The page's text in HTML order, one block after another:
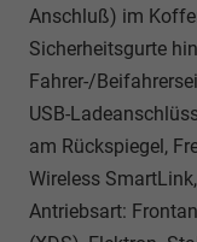
Anschluß) im
Sicherheitsgurte
Fahrer-/
USB-
am Rückspiegel,
Wireless
Antriebsart: